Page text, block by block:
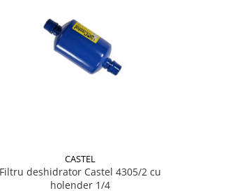
CASTEL
Filtru deshidrator Castel 4305/2 cu
holender 1/4